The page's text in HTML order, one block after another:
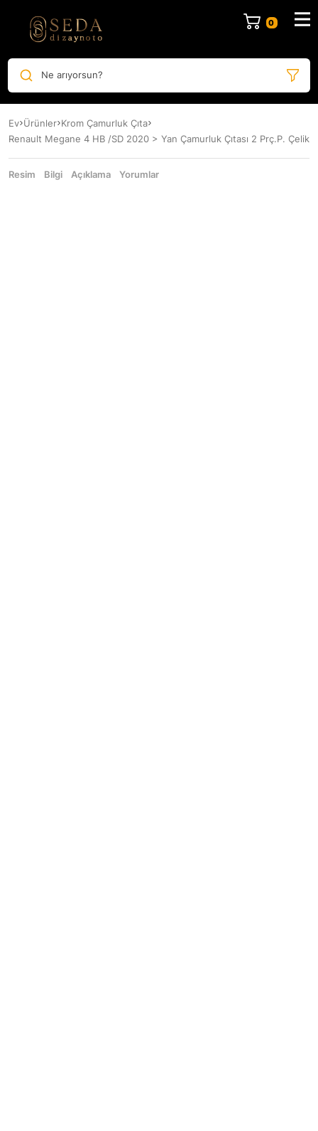
Ne arıyorsun?
Ev Ürünler Krom Çamurluk Çıta
Renault Megane 4 HB /SD 2020 > Yan Çamurluk Çıtası 2 Prç.P. Çelik
Resim Bilgi Açıklama Yorumlar